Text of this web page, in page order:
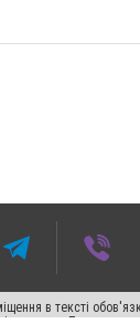
в тексті